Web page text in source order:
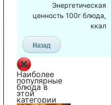
Энергетическая
ценность 100г блюда,
ккал
Наиболее
популярные
блюда в
этой
категории